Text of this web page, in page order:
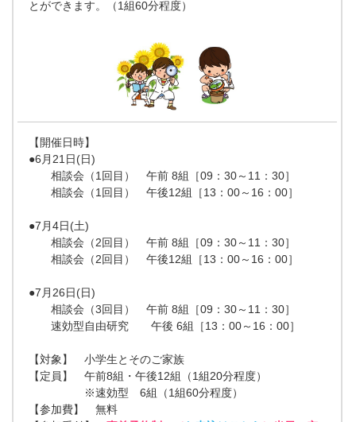
とができます。（1組60分程度）
【開催日時】
●6月21日(日)
相談会（1回目） 午前 8組［09：30～11：30］
相談会（1回目） 午後12組［13：00～16：00］
●7月4日(土)
相談会（2回目） 午前 8組［09：30～11：30］
相談会（2回目） 午後12組［13：00～16：00］
●7月26日(日)
相談会（3回目） 午前 8組［09：30～11：30］
速効型自由研究 午後 6組［13：00～16：00］
【対象】 小学生とそのご家族
【定員】 午前8組・午後12組（1組20分程度）
※速効型 6組（1組60分程度）
【参加費】 無料